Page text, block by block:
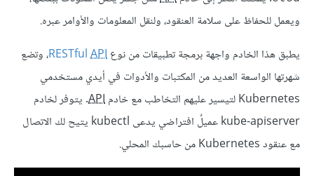
ويعمل للحفاظ على سلامة العنقود، ولنقل المعلومات والأوامر عبره.
يطبق هذا الخادم واجهة برمجة تطبيقات من نوع
RESTfulAPI
، وتضع
شهرتها الواسعة العديد من المكتبات والأدوات في أيدي مستخدمي
Kubernetes لتيسير عليهم التخاطب مع خادم
API. يتوفر لخادم
kube-apiserver عميلٌ افتراضي يدعى kubectl يتيح لك الاتصال
مع عنقود Kubernetes من حاسبك المحلي.